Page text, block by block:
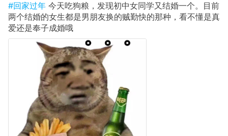
#回家过年 今天吃狗粮，发现初中女同学又结婚一个。目前
两个结婚的女生都是男朋友换的贼勤快的那种，看不懂是真
爱还是奉子成婚哦